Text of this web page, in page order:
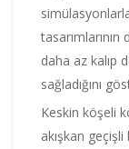
daha az kalıp
sağladığını
Keskin köşeli
akışkan